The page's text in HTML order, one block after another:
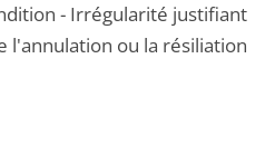
- Irrégularité justifiant
l'annulation ou la résiliation